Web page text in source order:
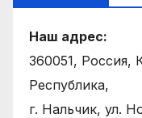
Наш адрес:
360051, Россия,
Республика,
г. Нальчик, ул.